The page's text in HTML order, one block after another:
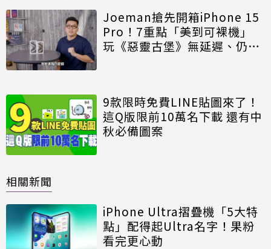
Joeman搶先開箱iPhone 15
Pro！7重點「美到可裸機」
玩《惡靈古堡》無延遲、仍留
9款限時免費LINE貼圖來了！
這Q版限前10萬名下載 還有中
秋必備圖案
相關新聞
iPhone Ultra摺疊機「5大特
點」配得起Ultra名字！果粉
看完更心動